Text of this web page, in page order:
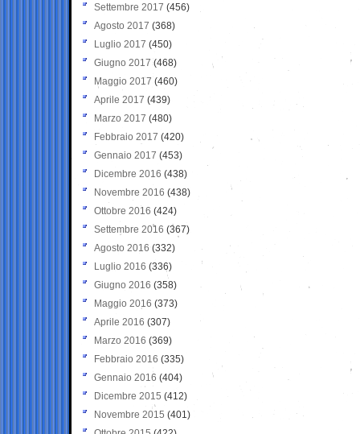
Settembre 2017 (456)
Agosto 2017 (368)
Luglio 2017 (450)
Giugno 2017 (468)
Maggio 2017 (460)
Aprile 2017 (439)
Marzo 2017 (480)
Febbraio 2017 (420)
Gennaio 2017 (453)
Dicembre 2016 (438)
Novembre 2016 (438)
Ottobre 2016 (424)
Settembre 2016 (367)
Agosto 2016 (332)
Luglio 2016 (336)
Giugno 2016 (358)
Maggio 2016 (373)
Aprile 2016 (307)
Marzo 2016 (369)
Febbraio 2016 (335)
Gennaio 2016 (404)
Dicembre 2015 (412)
Novembre 2015 (401)